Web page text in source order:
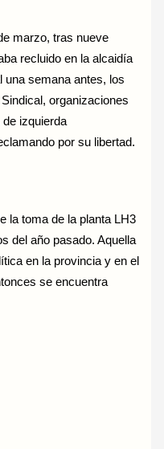
marzo, tras nueve
recluido en la alcaidía
una semana antes, los
organizaciones
izquierda
por su libertad.
la toma de la planta LH3
del año pasado. Aquella
en la provincia y en el
se encuentra